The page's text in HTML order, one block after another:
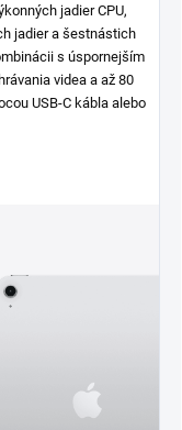
jadier CPU,
jadier a šestnástich
s úspornejším
videa a až 80
USB-C kábla alebo